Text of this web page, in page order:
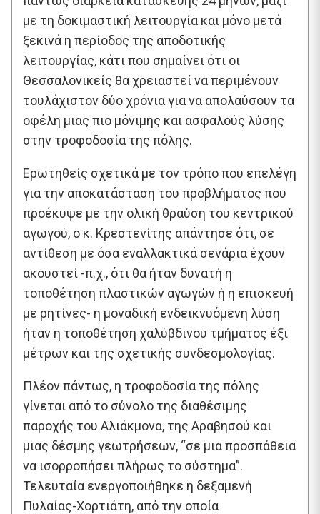
με τη δοκιμαστική λειτουργία και μόνο μετά
ξεκινά η περίοδος της αποδοτικής
λειτουργίας, κάτι που σημαίνει ότι οι
Θεσσαλονικείς θα χρειαστεί να περιμένουν
τουλάχιστον δύο χρόνια για να απολαύσουν τα
οφέλη μιας πιο μόνιμης και ασφαλούς λύσης
στην τροφοδοσία της πόλης.
Ερωτηθείς σχετικά με τον τρόπο που επελέγη
για την αποκατάσταση του προβλήματος που
προέκυψε με την ολική θραύση του κεντρικού
αγωγού, ο κ. Κρεστενίτης απάντησε ότι, σε
αντίθεση με όσα εναλλακτικά σενάρια έχουν
ακουστεί -π.χ., ότι θα ήταν δυνατή η
τοποθέτηση πλαστικών αγωγών ή η επισκευή
με ρητίνες- η μοναδική ενδεικνυόμενη λύση
ήταν η τοποθέτηση χαλύβδινου τμήματος έξι
μέτρων και της σχετικής συνδεσμολογίας.
Πλέον πάντως, η τροφοδοσία της πόλης
γίνεται από το σύνολο της διαθέσιμης
παροχής του Αλιάκμονα, της Αραβησού και
μιας δέσμης γεωτρήσεων, “σε μια προσπάθεια
να ισορροπήσει πλήρως το σύστημα”.
Τελευταία ενεργοποιήθηκε η δεξαμενή
Πυλαίας-Χορτιάτη, από την οποία